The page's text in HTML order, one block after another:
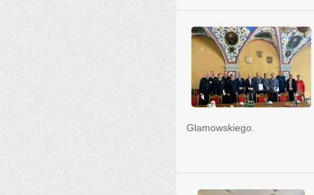
Glamowskiego.